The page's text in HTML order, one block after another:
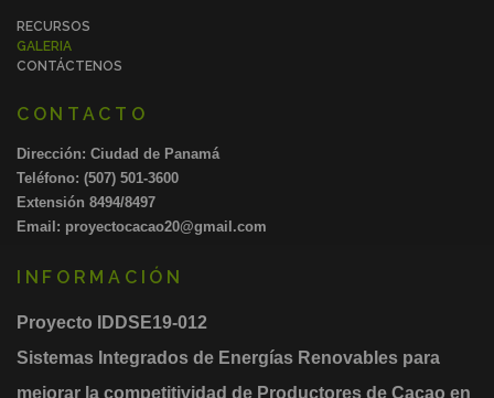
RECURSOS
GALERIA
CONTÁCTENOS
CONTACTO
Dirección: Ciudad de Panamá
Teléfono: (507) 501-3600
Extensión 8494/8497
Email: proyectocacao20@gmail.com
INFORMACIÓN
Proyecto IDDSE19-012
Sistemas Integrados de Energías Renovables para
mejorar la competitividad de Productores de Cacao en